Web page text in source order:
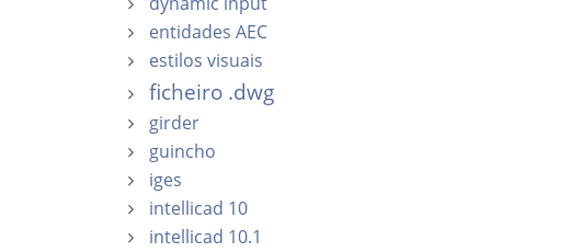
entidades AEC
estilos visuais
ficheiro .dwg
girder
guincho
iges
intellicad 10
intellicad 10.1